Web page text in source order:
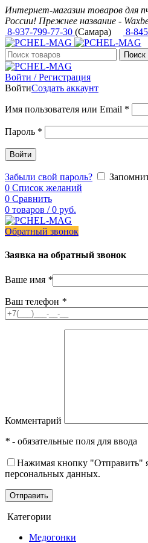
Интернет-магазин товаров для
России! Прежнее название -
8-937-799-77-30 (Самара) 8-
Поиск
Войти / Регистрация
ВойтиСоздать аккаунт
Имя пользователя или Email *
Пароль *
Войти
Забыли свой пароль?
0 Список желаний
0 Сравнить
0 товаров / 0 руб.
Обратный звонок
Заявка на обратный звонок
Ваше имя *
Ваш телефон *
Комментарий
* - обязательные поля для ввода
Нажимая кнопку "Отправить"
персональных данных.
Категории
Медогонки